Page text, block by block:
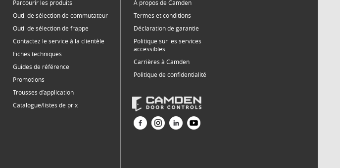
Parcourir les produits
Outil de sélection de commutateur
Outil de sélection de frappe
Contactez le service à la clientèle
Fiches techniques
Guides de référence
Promotions
Trousses d’application
Catalogue/listes de prix
À propos de Camden
Termes et conditions
Déclaration de garantie
Politique sur les services
accessibles
Carrières à Camden
Politique de confidentialité